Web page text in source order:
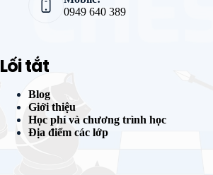
0949 640 389
Lối tắt
Blog
Giới thiệu
Học phí và chương trình học
Địa điểm các lớp